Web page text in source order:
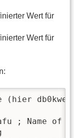
Wert für
Wert für
(hier
; Name of